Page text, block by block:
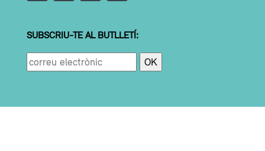
SUBSCRIU-TE AL BUTLLETÍ: